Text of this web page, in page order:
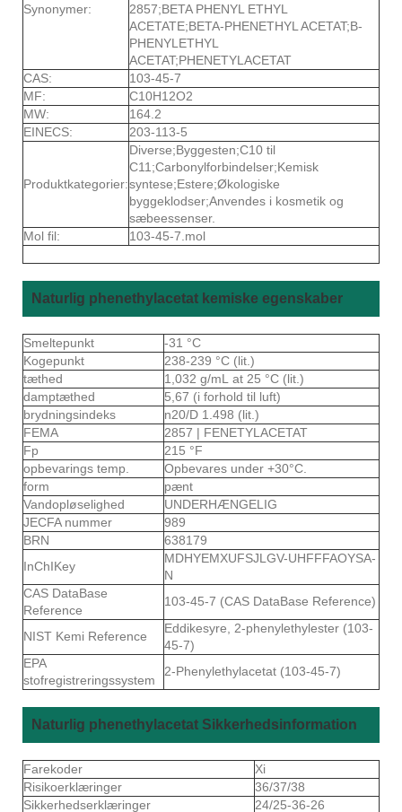
Synonymer:
2857;BETA PHENYL ETHYL
ACETATE;BETA-PHENETHYL ACETAT;B-
PHENYLETHYL
ACETAT;PHENETYLACETAT
CAS:
103-45-7
MF:
C10H12O2
MW:
164.2
EINECS:
203-113-5
Produktkategorier:
Diverse;Byggesten;C10 til
C11;Carbonylforbindelser;Kemisk
syntese;Estere;Økologiske
byggeklodser;Anvendes i kosmetik og
sæbeessenser.
Mol fil:
103-45-7.mol
Naturlig phenethylacetat kemiske egenskaber
Smeltepunkt
-31 °C
Kogepunkt
238-239 °C (lit.)
tæthed
1,032 g/mL at 25 °C (lit.)
damptæthed
5,67 (i forhold til luft)
brydningsindeks
n20/D 1.498 (lit.)
FEMA
2857 | FENETYLACETAT
Fp
215 °F
opbevarings temp.
Opbevares under +30°C.
form
pænt
Vandopløselighed
UNDERHÆNGELIG
JECFA nummer
989
BRN
638179
InChIKey
MDHYEMXUFSJLGV-UHFFFAOYSA-
N
CAS DataBase
Reference
103-45-7 (CAS DataBase Reference)
NIST Kemi Reference
Eddikesyre, 2-phenylethylester (103-
45-7)
EPA
stofregistreringssystem
2-Phenylethylacetat (103-45-7)
Naturlig phenethylacetat Sikkerhedsinformation
Farekoder
Xi
Risikoerklæringer
36/37/38
Sikkerhedserklæringer
24/25-36-26